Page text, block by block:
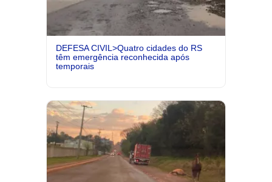
DEFESA CIVIL>Quatro cidades do RS
têm emergência reconhecida após
temporais